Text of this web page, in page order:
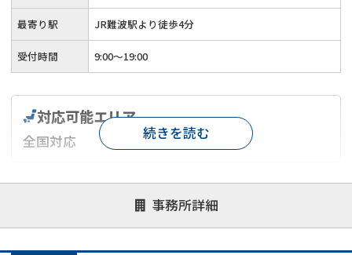
最寄り駅 JR難波駅より徒歩4分
受付時間 9:00～19:00
事務所詳細
対応可能エリア
全国対応
対応が親身 オンライン面談可能
レスポンスが早い
1億円以上の買取可
続きを読む